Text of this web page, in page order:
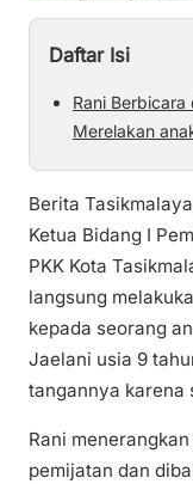
Daftar Isi
Rani
Merelakan
Berita
Ketua Bidang I
PKK Kota
langsung
kepada seorang
Jaelani usia 9
tangannya karena
Rani
pemijatan dan